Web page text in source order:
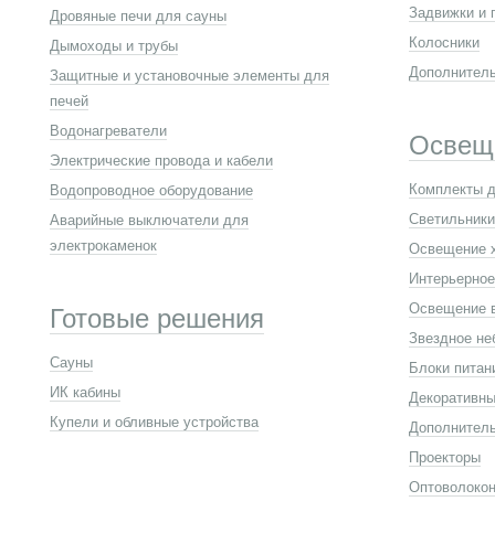
Дровяные печи для сауны
Дымоходы и трубы
Защитные и установочные элементы для
печей
Водонагреватели
Электрические провода и кабели
Водопроводное оборудование
Аварийные выключатели для
электрокаменок
Готовые решения
Сауны
ИК кабины
Купели и обливные устройства
Задвижки и
Колосники
Комплекты
Освещение
Освещение
Звездное
Блоки
Проекторы